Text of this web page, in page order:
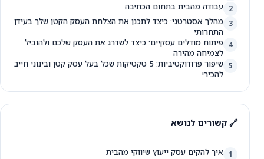
2 עבודה מהבית בתחום הכתיבה
3
מהלך אסטרטגי: כיצד לתכנן את הצלחת העסק הקטן שלך בעידן
התחרותי
4
פיתוח מודלים עסקיים: כיצד לשדרג את העסק שלכם ולהוביל
לצמיחה מהירה
5
שיפור פרודוקטיביות: 5 טקטיקות שכל בעל עסק קטן ובינוני חייב
להכיר!
🔗 קשורים לנושא
1 איך להקים עסק ייעוץ שיווקי מהבית